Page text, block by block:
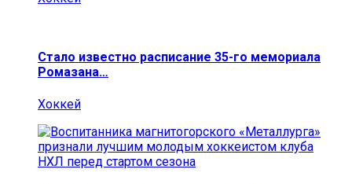
Стало известно расписание 35-го мемориала
Ромазана…
Хоккей